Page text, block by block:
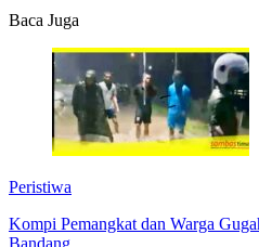
Baca Juga
Peristiwa
Kompi Pemangkat dan Warga